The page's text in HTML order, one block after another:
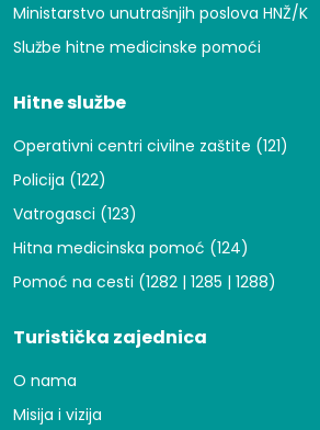
Ministarstvo unutrašnjih poslova HNŽ/K
Službe hitne medicinske pomoći
Hitne službe
Operativni centri civilne zaštite (121)
Policija (122)
Vatrogasci (123)
Hitna medicinska pomoć (124)
Pomoć na cesti (1282 | 1285 | 1288)
Turistička zajednica
O nama
Misija i vizija